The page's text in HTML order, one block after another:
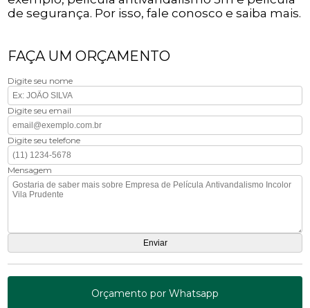
de segurança. Por isso, fale conosco e saiba mais.
FAÇA UM ORÇAMENTO
Digite seu nome
Digite seu email
Digite seu telefone
Mensagem
Orçamento por Whatsapp